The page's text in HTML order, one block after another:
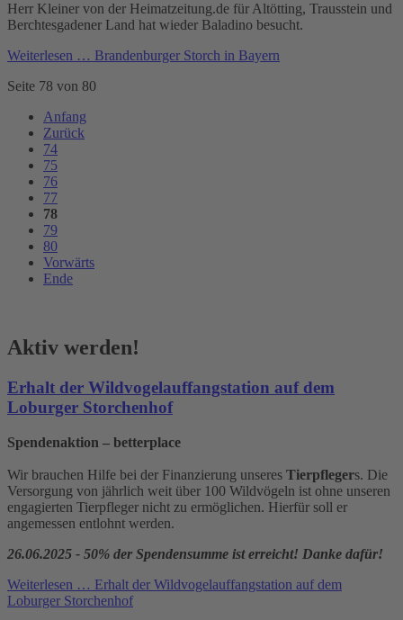
Herr Kleiner von der Heimatzeitung.de für Altötting, Trausstein und
Berchtesgadener Land hat wieder Baladino besucht.
Weiterlesen … Brandenburger Storch in Bayern
Seite 78 von 80
Anfang
Zurück
74
75
76
77
78
79
80
Vorwärts
Ende
Aktiv werden!
Erhalt der Wildvogelauffangstation auf dem
Loburger Storchenhof
Spendenaktion – betterplace
Wir brauchen Hilfe bei der Finanzierung unseres Tierpflegers. Die
Versorgung von jährlich weit über 100 Wildvögeln ist ohne unseren
engagierten Tierpfleger nicht zu ermöglichen. Hierfür soll er
angemessen entlohnt werden.
26.06.2025 - 50% der Spendensumme ist erreicht! Danke dafür!
Weiterlesen … Erhalt der Wildvogelauffangstation auf dem
Loburger Storchenhof